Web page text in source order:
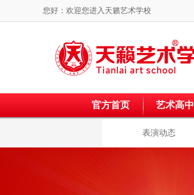
您好：欢迎您进入 天籁艺术学校
官方首页 艺术高中
表演动态